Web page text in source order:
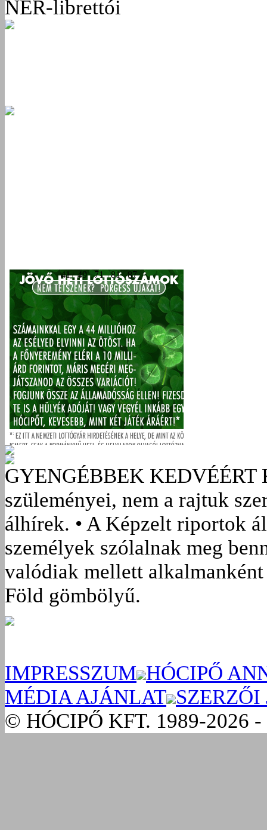
NER-librettói
GYENGÉBBEK KEDVÉÉRT
szüleményei, nem a rajtuk
álhírek. • A Képzelt riportok
személyek szólalnak meg
valódiak mellett
Föld gömbölyű.
IMPRESSZUM HÓCIPŐ
MÉDIA AJÁNLAT SZERZŐI
© HÓCIPŐ KFT. 1989-2026